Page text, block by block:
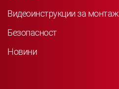
Видеоинструкции за монтаж
Безопасност
Новини